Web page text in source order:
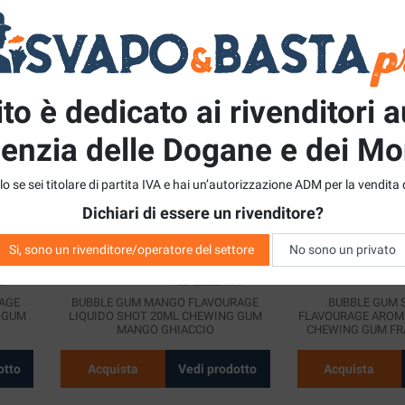
è dedicato ai rivenditori
delle Dogane e dei
se sei titolare di partita IVA e hai un’autorizzazione ADM per la
Dichiari di essere un rivenditore?
Si, sono un rivenditore/operatore del settore No sono un privato
BUBBLE GUM BLACKCURRANT
CHEWING GUM RIBES NERO GHIACCIO
Acquista Vedi prodotto
BUBBLE GUM
GUM
BUBBLE GUM MANGO FLAVOURAGE
LIQUIDO SHOT 20ML CHEWING GUM
MANGO GHIACCIO
Acquista Vedi prodotto
BUBBLE GUM
FLAVOURAGE
CHEWING GUM
Acquista